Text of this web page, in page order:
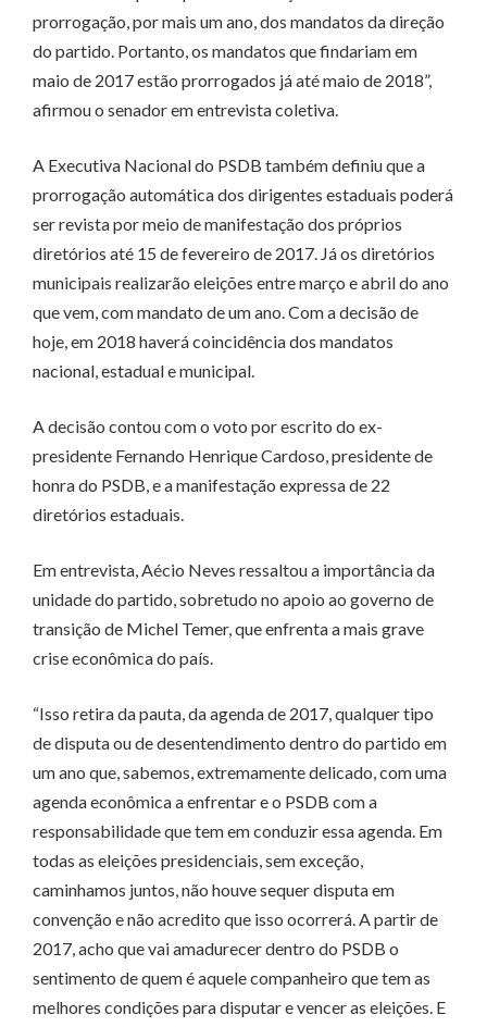
prorrogação, por mais um ano, dos mandatos da direção
do partido. Portanto, os mandatos que findariam em
maio de 2017 estão prorrogados já até maio de 2018”,
afirmou o senador em entrevista coletiva.
A Executiva Nacional do PSDB também definiu que a
prorrogação automática dos dirigentes estaduais poderá
ser revista por meio de manifestação dos próprios
diretórios até 15 de fevereiro de 2017. Já os diretórios
municipais realizarão eleições entre março e abril do ano
que vem, com mandato de um ano. Com a decisão de
hoje, em 2018 haverá coincidência dos mandatos
nacional, estadual e municipal.
A decisão contou com o voto por escrito do ex-
presidente Fernando Henrique Cardoso, presidente de
honra do PSDB, e a manifestação expressa de 22
diretórios estaduais.
Em entrevista, Aécio Neves ressaltou a importância da
unidade do partido, sobretudo no apoio ao governo de
transição de Michel Temer, que enfrenta a mais grave
crise econômica do país.
“Isso retira da pauta, da agenda de 2017, qualquer tipo
de disputa ou de desentendimento dentro do partido em
um ano que, sabemos, extremamente delicado, com uma
agenda econômica a enfrentar e o PSDB com a
responsabilidade que tem em conduzir essa agenda. Em
todas as eleições presidenciais, sem exceção,
caminhamos juntos, não houve sequer disputa em
convenção e não acredito que isso ocorrerá. A partir de
2017, acho que vai amadurecer dentro do PSDB o
sentimento de quem é aquele companheiro que tem as
melhores condições para disputar e vencer as eleições. E